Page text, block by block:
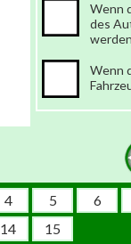
Wenn
des
Wenn
4 5
6
14
15